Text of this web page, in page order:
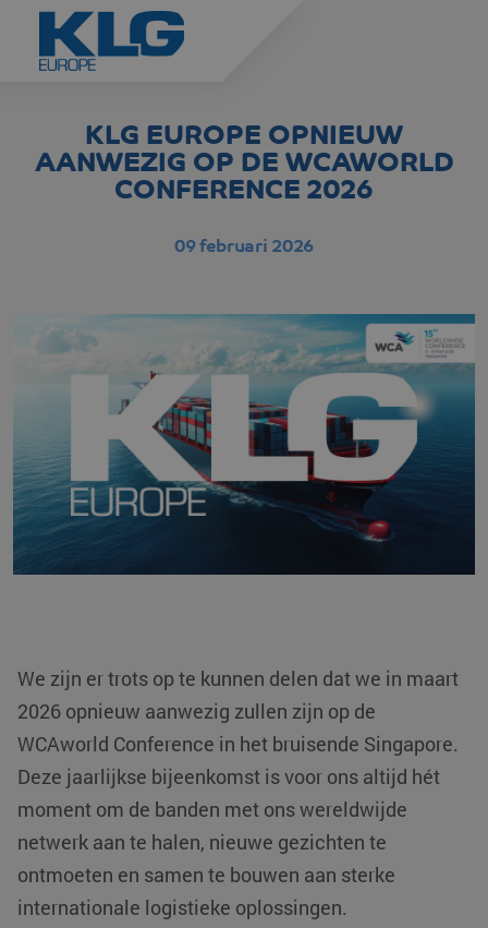
KLG EUROPE OPNIEUW
AANWEZIG OP DE WCAWORLD
CONFERENCE 2026
09 februari 2026
We zijn er trots op te kunnen delen dat we in maart
2026 opnieuw aanwezig zullen zijn op de
WCAworld Conference in het bruisende Singapore.
Deze jaarlijkse bijeenkomst is voor ons altijd hét
moment om de banden met ons wereldwijde
netwerk aan te halen, nieuwe gezichten te
ontmoeten en samen te bouwen aan sterke
internationale logistieke oplossingen.